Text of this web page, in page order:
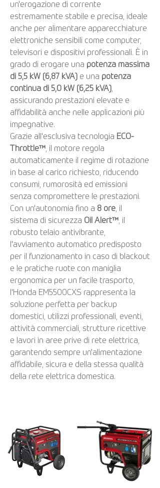
un'erogazione di corrente
estremamente stabile e precisa, ideale
anche per alimentare apparecchiature
elettroniche sensibili come computer,
televisori e dispositivi professionali. È in
grado di erogare una potenza massima
di 5,5 kW (6,87 kVA) e una potenza
continua di 5,0 kW (6,25 kVA),
assicurando prestazioni elevate e
affidabilità anche nelle applicazioni più
impegnative.
Grazie all'esclusiva tecnologia ECO-
Throttle™, il motore regola
automaticamente il regime di rotazione
in base al carico richiesto, riducendo
consumi, rumorosità ed emissioni
senza compromettere le prestazioni.
Con un'autonomia fino a 8 ore, il
sistema di sicurezza Oil Alert™, il
robusto telaio antivibrante,
l'avviamento automatico predisposto
per il funzionamento in caso di blackout
e le pratiche ruote con maniglia
ergonomica per un facile trasporto,
l'Honda EM5500CXS rappresenta la
soluzione perfetta per backup
domestici, utilizzi professionali, eventi,
attività commerciali, strutture ricettive
e lavori in aree prive di rete elettrica,
garantendo sempre un'alimentazione
affidabile, sicura e della stessa qualità
della rete elettrica domestica.